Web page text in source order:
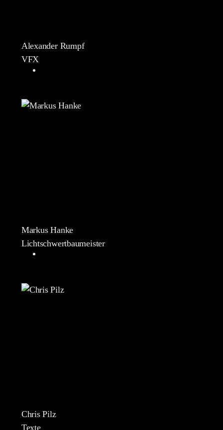
Alexander Rumpf
VFX
Markus Hanke
Lichtschwertbaumeister
Chris Pilz
Texte